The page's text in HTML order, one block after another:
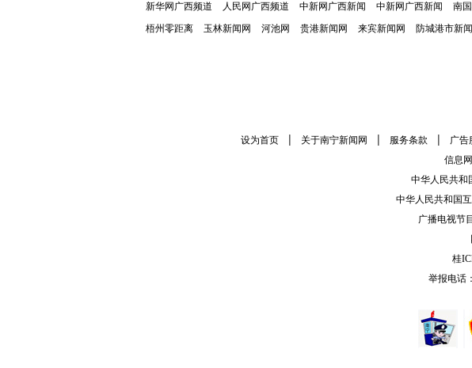
新华网广西频道 人民网广西频道 中新网广西新闻 中新网广西新闻 南
梧州零距离
玉林新闻网 河池网 贵港新闻网 来宾新闻网 防城港市新
设为首页 | 关于南宁新闻网 | 服务条款 | 广告
信息
中华人民共和
中华人民共和国
广播电视节
桂
举报电话